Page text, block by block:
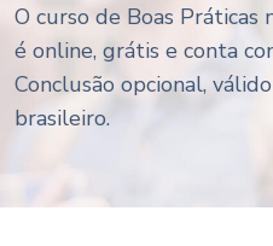
O curso de Boas Práticas
é online, grátis e conta
Conclusão opcional,
brasileiro.